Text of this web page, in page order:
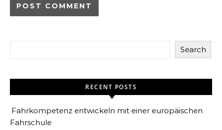
Search
RECENT POSTS
Fahrkompetenz entwickeln mit einer europäischen
Fahrschule